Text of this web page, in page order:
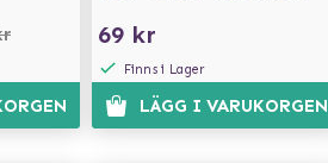
69 kr
Finns i Lager
LÄGG I VARUKORGEN